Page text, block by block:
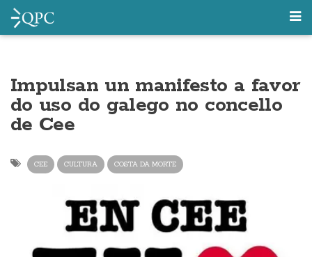
Impulsan un manifesto a favor
do uso do galego no concello
de Cee
CEE CULTURA COSTA DA MORTE